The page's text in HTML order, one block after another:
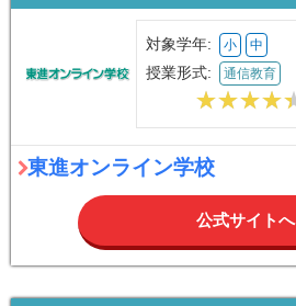
対象学年: 小 中
授業形式: 通信教育
東進オンライン学校
公式サイトへ